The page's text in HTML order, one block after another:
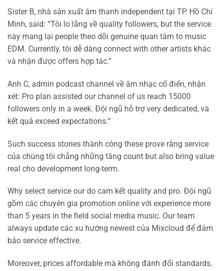
Sister B, nhà sản xuất âm thanh independent tại TP. Hồ Chí
Minh, said: “Tôi lo lắng về quality followers, but the service
này mang lại people theo dõi genuine quan tâm to music
EDM. Currently, tôi dễ dàng connect with other artists khác
và nhận được offers hợp tác.”
Anh C, admin podcast channel về âm nhạc cổ điển, nhận
xét: Pro plan assisted our channel of us reach 15000
followers only in a week. Đội ngũ hỗ trợ very dedicated, và
kết quả exceed expectations.”
Such success stories thành công these prove rằng service
của chúng tôi chẳng những tăng count but also bring value
real cho development long-term.
Why select service our do cam kết quality and pro. Đội ngũ
gồm các chuyên gia promotion online với experience more
than 5 years in the field social media music. Our team
always update các xu hướng newest của Mixcloud để đảm
bảo service effective.
Moreover, prices affordable mà không đánh đổi standards.